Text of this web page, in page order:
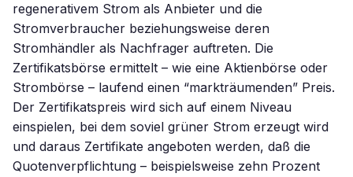
regenerativem Strom als Anbieter und die
Stromverbraucher beziehungsweise deren
Stromhändler als Nachfrager auftreten. Die
Zertifikatsbörse ermittelt – wie eine Aktienbörse oder
Strombörse – laufend einen “markträumenden” Preis.
Der Zertifikatspreis wird sich auf einem Niveau
einspielen, bei dem soviel grüner Strom erzeugt wird
und daraus Zertifikate angeboten werden, daß die
Quotenverpflichtung – beispielsweise zehn Prozent